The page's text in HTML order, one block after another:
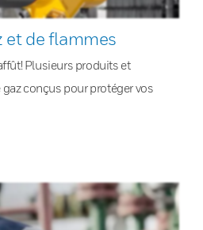
et de flammes
Plusieurs produits et
conçus pour protéger vos